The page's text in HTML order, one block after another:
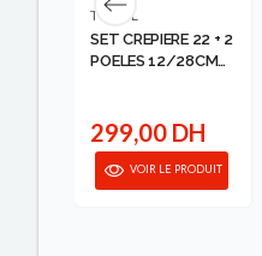
TEFAL
SET CREPIERE 22 + 2
POELES 12/28CM
299,00 DH
VOIR LE PRODUIT